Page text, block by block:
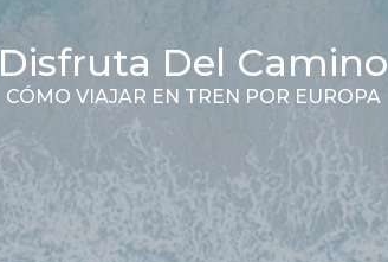
Disfruta Del Camino
CÓMO VIAJAR EN TREN POR EUROPA